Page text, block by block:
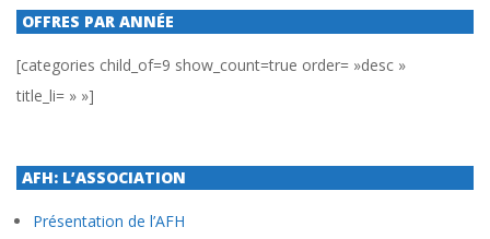
OFFRES PAR ANNÉE
[categories child_of=9 show_count=true order= »desc »
title_li= » »]
AFH: L’ASSOCIATION
Présentation de l’AFH